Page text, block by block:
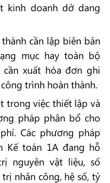
kinh doanh dở dang
cần lập biên bản
mục hay toàn bộ
xuất hóa đơn ghi
trình hoàn thành.
trong việc thiết lập và
pháp phân bổ cho
Các phương pháp
Kế toán 1A đang hỗ
nguyên vật liệu, số
nhân công, hệ số, tỷ